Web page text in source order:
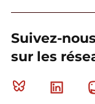
Suivez-
sur les
Bluesky